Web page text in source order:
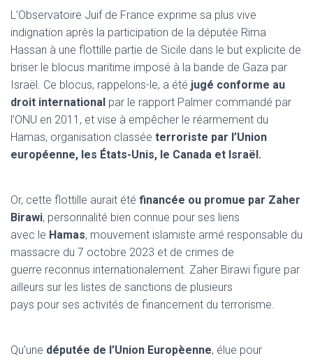
L’Observatoire Juif de France exprime sa plus vive
indignation après la participation de la députée Rima
Hassan à une flottille partie de Sicile dans le but explicite de
briser le blocus maritime imposé à la bande de Gaza par
Israël. Ce blocus, rappelons-le, a été jugé conforme au
droit international par le rapport Palmer commandé par
l’ONU en 2011, et vise à empêcher le réarmement du
Hamas, organisation classée terroriste par l’Union
européenne, les États-Unis, le Canada et Israël.
Or, cette flottille aurait été financée ou promue par Zaher
Birawi, personnalité bien connue pour ses liens
avec le Hamas, mouvement islamiste armé responsable du
massacre du 7 octobre 2023 et de crimes de
guerre reconnus internationalement. Zaher Birawi figure par
ailleurs sur les listes de sanctions de plusieurs
pays pour ses activités de financement du terrorisme.
Qu’une députée de l’Union Europèenne, élue pour